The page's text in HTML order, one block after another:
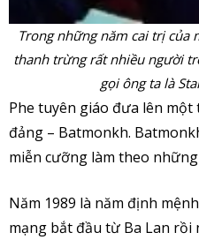
Trong những năm cai trị của
thanh trừng rất nhiều người
gọi ông ta là
Phe tuyên giáo đưa lên
đảng – Batmonkh.
miễn cưỡng làm theo những
Năm 1989 là năm định
mạng bắt đầu từ Ba Lan rồi